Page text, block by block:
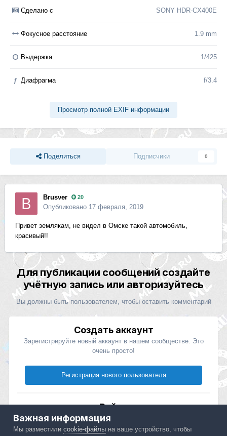
Сделано с SONY HDR-CX400E
Фокусное расстояние 1.9 mm
Выдержка 1/425
f Диафрагма f/3.4
Просмотр полной EXIF информации
Поделиться Подписчики 0
Brusver 20
Опубликовано 17 февраля, 2019
Привет землякам, не видел в Омске такой автомобиль,
красивый!!
Для публикации сообщений создайте
учётную запись или авторизуйтесь
Вы должны быть пользователем, чтобы оставить комментарий
Создать аккаунт
Зарегистрируйте новый аккаунт в нашем сообществе. Это
очень просто!
Регистрация нового пользователя
Войти
Уже есть аккаунт? Войти в систему.
Важная информация
Мы разместилиcookie-файлы на ваше устройство, чтобы